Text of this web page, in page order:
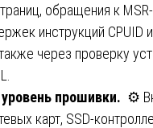
обращения к
инструкций CPUID
через проверку
прошивки. ⚙️
карт, SSD-